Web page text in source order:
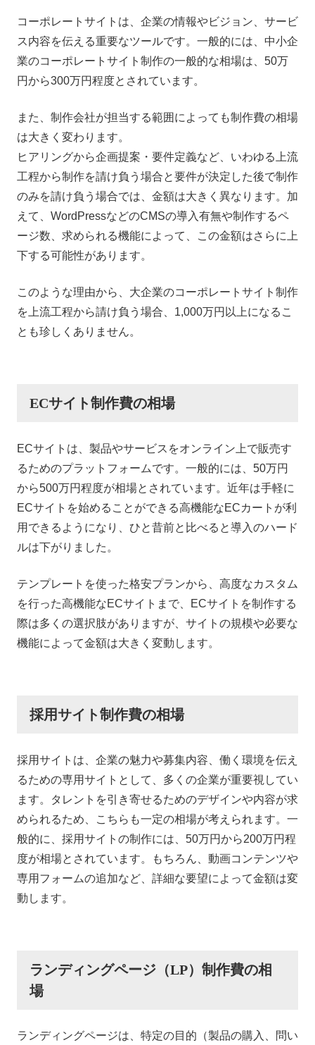
コーポレートサイトは、企業の情報やビジョン、サービ
ス内容を伝える重要なツールです。一般的には、中小企
業のコーポレートサイト制作の一般的な相場は、50万
円から300万円程度とされています。
また、制作会社が担当する範囲によっても制作費の相場
は大きく変わります。
ヒアリングから企画提案・要件定義など、いわゆる上流
工程から制作を請け負う場合と要件が決定した後で制作
のみを請け負う場合では、金額は大きく異なります。加
えて、WordPressなどのCMSの導入有無や制作するペ
ージ数、求められる機能によって、この金額はさらに上
下する可能性があります。
このような理由から、大企業のコーポレートサイト制作
を上流工程から請け負う場合、1,000万円以上になるこ
とも珍しくありません。
ECサイト制作費の相場
ECサイトは、製品やサービスをオンライン上で販売す
るためのプラットフォームです。一般的には、50万円
から500万円程度が相場とされています。近年は手軽に
ECサイトを始めることができる高機能なECカートが利
用できるようになり、ひと昔前と比べると導入のハード
ルは下がりました。
テンプレートを使った格安プランから、高度なカスタム
を行った高機能なECサイトまで、ECサイトを制作する
際は多くの選択肢がありますが、サイトの規模や必要な
機能によって金額は大きく変動します。
採用サイト制作費の相場
採用サイトは、企業の魅力や募集内容、働く環境を伝え
るための専用サイトとして、多くの企業が重要視してい
ます。タレントを引き寄せるためのデザインや内容が求
められるため、こちらも一定の相場が考えられます。一
般的に、採用サイトの制作には、50万円から200万円程
度が相場とされています。もちろん、動画コンテンツや
専用フォームの追加など、詳細な要望によって金額は変
動します。
ランディングページ（LP）制作費の相
場
ランディングページは、特定の目的（製品の購入、問い